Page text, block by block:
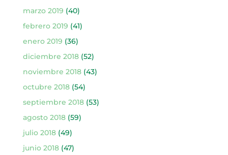
marzo 2019 (40)
febrero 2019 (41)
enero 2019 (36)
diciembre 2018(52)
noviembre 2018(43)
octubre 2018(54)
septiembre 2018(53)
agosto 2018(59)
julio 2018(49)
junio 2018(47)